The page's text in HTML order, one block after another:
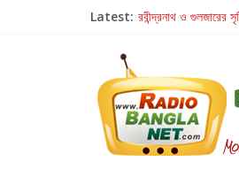
Latest: রবীন্দ্রনাথ ও গুলজারের
Retribution: A
হাওয়া বদলের টলিউডে